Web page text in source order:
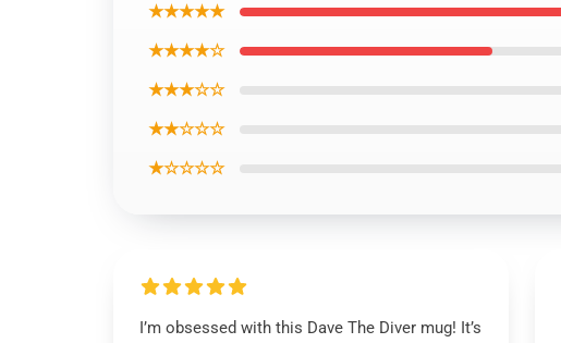
★★★★★
★★★★☆
★★★☆☆
★★☆☆☆
★☆☆☆☆
I’m obsessed with this Dave The Diver mug! It’s